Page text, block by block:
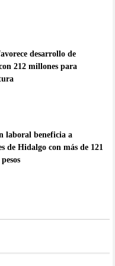
desarrollo de
212 millones para
laboral beneficia a
de Hidalgo con más de 121